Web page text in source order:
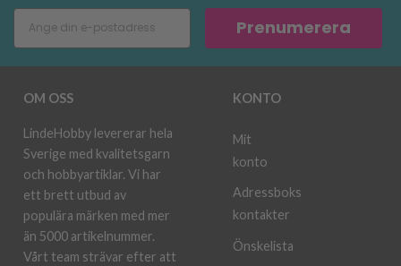
Prenumerera
OM OSS
LindeHobby levererar hela
Sverige med kvalitetsgarn
och hobbyartiklar. Vi har
ett brett utbud av
populära märken med mer
än 5000 artikelnummer.
Vårt team strävar efter att
KONTO
Mit
konto
Adressboks
kontakter
Önskelista